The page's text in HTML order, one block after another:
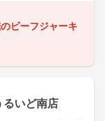
ビーフジャーキ
るいど南店